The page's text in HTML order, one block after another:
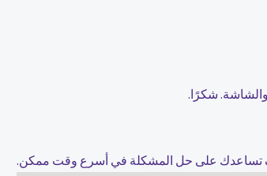
سوف تساعدك على حل المشكلة في أسرع وقت ممكن.